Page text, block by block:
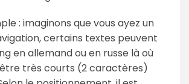
: imaginons que vous ayez un
certains textes peuvent
en allemand ou en russe là où
très courts (2 caractères)